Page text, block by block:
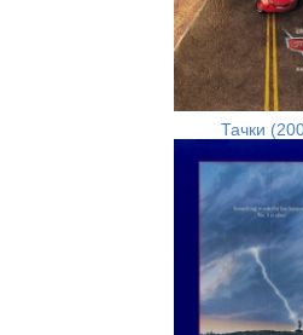
Тачки